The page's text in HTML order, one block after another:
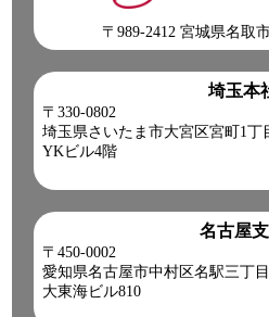
〒989-2412 宮城県名取
埼玉本
〒330-0802
埼玉県さいたま市大宮区宮町1丁
YKビル4階
名古屋
〒450-0002
愛知県名古屋市中村区名駅三丁
大東海ビル810